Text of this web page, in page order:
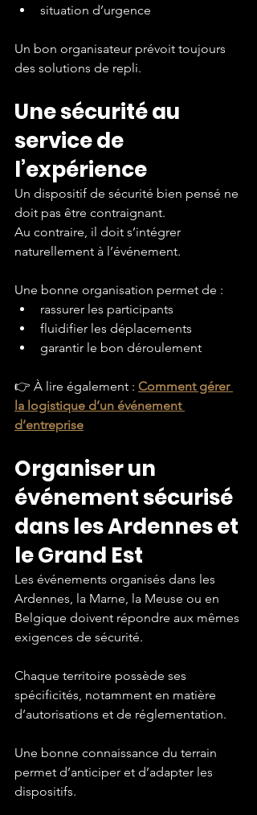
situation d’urgence
Un bon organisateur prévoit toujours
des solutions de repli.
Une sécurité au
service de
l’expérience
Un dispositif de sécurité bien pensé ne
doit pas être contraignant.
Au contraire, il doit s’intégrer
naturellement à l’événement.
Une bonne organisation permet de :
rassurer les participants
fluidifier les déplacements
garantir le bon déroulement
👉 À lire également : Comment gérer
la logistique d’un événement
d’entreprise
Organiser un
événement sécurisé
dans les Ardennes et
le Grand Est
Les événements organisés dans les
Ardennes, la Marne, la Meuse ou en
Belgique doivent répondre aux mêmes
exigences de sécurité.
Chaque territoire possède ses
spécificités, notamment en matière
d’autorisations et de réglementation.
Une bonne connaissance du terrain
permet d’anticiper et d’adapter les
dispositifs.